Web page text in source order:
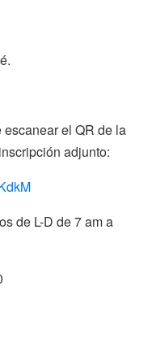
el QR de la
adjunto:
de L-D de 7 am a